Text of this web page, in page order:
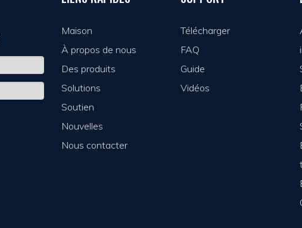
Maison
À propos de nous
Des produits
Solutions
Soutien
Nouvelles
Nous contacter
Télécharger
FAQ
Guide
Vidéos